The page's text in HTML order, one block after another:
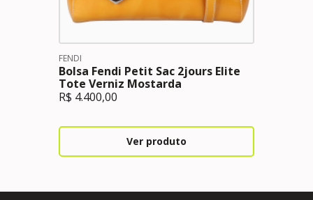
FENDI
Bolsa Fendi Petit Sac 2jours Elite
Tote Verniz Mostarda
R$ 4.400,00
Ver produto